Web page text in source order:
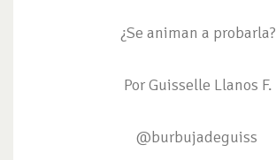
¿Se animan a probarla?
Por Guisselle Llanos F.
@burbujadeguiss